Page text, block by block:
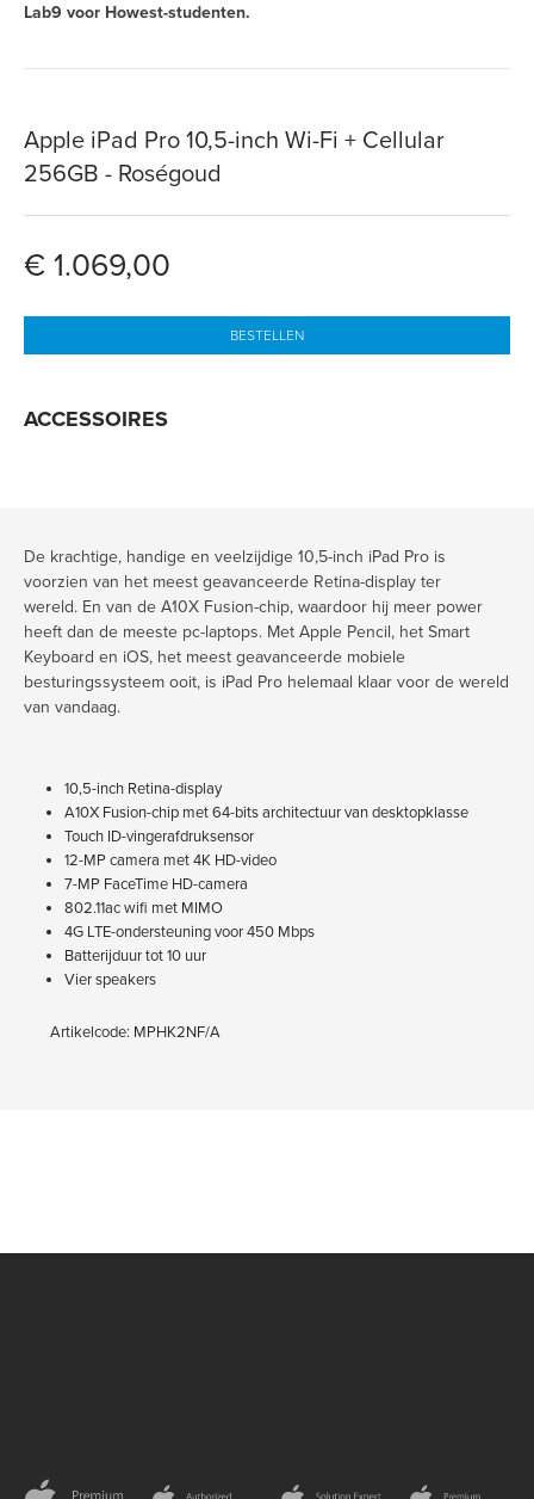
Lab9 voor Howest-studenten.
Apple iPad Pro 10,5-inch Wi-Fi + Cellular
256GB - Roségoud
€ 1.069,00
BESTELLEN
ACCESSOIRES
De krachtige, handige en veelzijdige 10,5-inch iPad Pro is
voorzien van het meest geavanceerde Retina-display ter
wereld. En van de A10X Fusion-chip, waardoor hij meer power
heeft dan de meeste pc-laptops. Met Apple Pencil, het Smart
Keyboard en iOS, het meest geavanceerde mobiele
besturingssysteem ooit, is iPad Pro helemaal klaar voor de wereld
van vandaag.
10,5-inch Retina-display
A10X Fusion-chip met 64-bits architectuur van desktopklasse
Touch ID-vingerafdruksensor
12-MP camera met 4K HD-video
7-MP FaceTime HD-camera
802.11ac wifi met MIMO
4G LTE-ondersteuning voor 450 Mbps
Batterijduur tot 10 uur
Vier speakers
Artikelcode: MPHK2NF/A